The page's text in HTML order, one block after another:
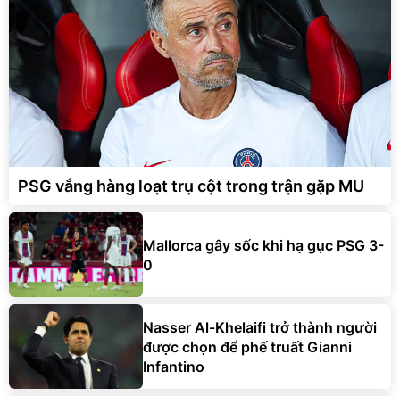
PSG vắng hàng loạt trụ cột trong trận gặp MU
Mallorca gây sốc khi hạ gục PSG 3-
0
Nasser Al-Khelaifi trở thành người
được chọn để phế truất Gianni
Infantino